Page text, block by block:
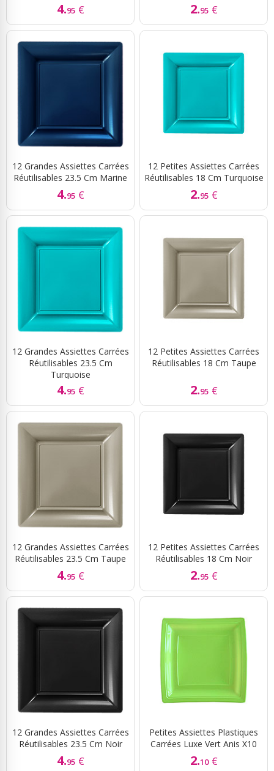
4.95 € 2.95 €
12 Grandes Assiettes Carrées
Réutilisables 23.5 Cm Marine
4.95 €
12 Petites Assiettes Carrées
Réutilisables 18 Cm Turquoise
2.95 €
12 Grandes Assiettes Carrées
Réutilisables 23.5 Cm
Turquoise
4.95 €
12 Petites Assiettes Carrées
Réutilisables 18 Cm Taupe
2.95 €
12 Grandes Assiettes Carrées
Réutilisables 23.5 Cm Taupe
4.95 €
12 Petites Assiettes Carrées
Réutilisables 18 Cm Noir
2.95 €
12 Grandes Assiettes Carrées
Réutilisables 23.5 Cm Noir
4.95 €
Petites Assiettes Plastiques
Carrées Luxe Vert Anis X10
2.10 €